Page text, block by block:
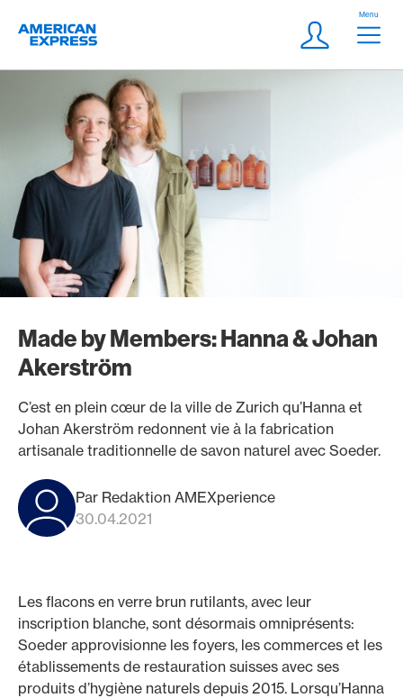
Logo
Meta
Login
Menu
Made by Members: Hanna & Johan
Akerström
C’est en plein cœur de la ville de Zurich qu’Hanna et
Johan Akerström redonnent vie à la fabrication
artisanale traditionnelle de savon naturel avec Soeder.
Par Redaktion AMEXperience
30.04.2021
Les flacons en verre brun rutilants, avec leur
inscription blanche, sont désormais omniprésents:
Soeder approvisionne les foyers, les commerces et les
établissements de restauration suisses avec ses
produits d’hygiène naturels depuis 2015. Lorsqu’Hanna